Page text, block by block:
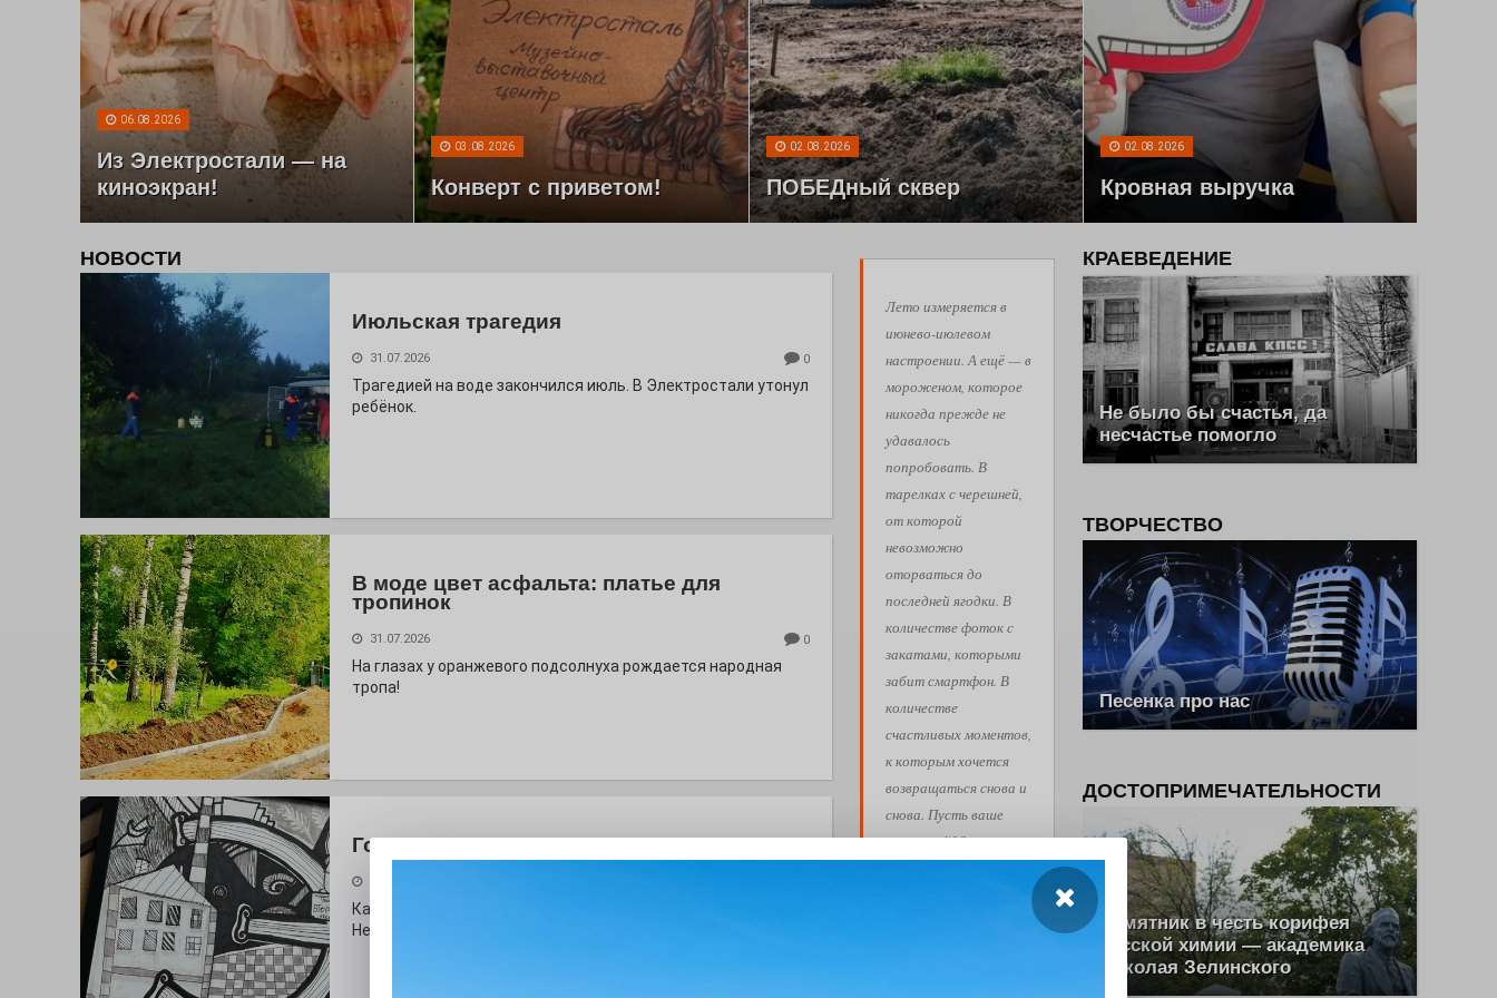
06.08.2026
Из Электростали — на
киноэкран!
03.08.2026
Конверт с приветом!
02.08.2026
ПОБЕДный сквер
02.08.2026
Кровная выручка
Лето измеряется в
июнево-июлевом
настроении. А ещё — в
мороженом, которое
никогда прежде не
удавалось
попробовать. В
тарелках с черешней,
от которой
невозможно
оторваться до
последней ягодки. В
количестве фоток с
закатами, которыми
забит смартфон. В
количестве
счастливых моментов,
к которым хочется
возвращаться снова и
снова. Пусть ваше
лето пройдёт так, как
НОВОСТИ
Июльская трагедия
31.07.2026 0
Трагедией на воде закончился июль. В Электростали утонул
ребёнок.
В моде цвет асфальта: платье для
тропинок
31.07.2026 0
На глазах у оранжевого подсолнуха рождается народная
тропа!
Городские сплетения
Как выглядит буква Э в разрезе истории города?
Неожиданный вопрос, правда?
КРАЕВЕДЕНИЕ
Не было бы счастья, да
несчастье помогло
ТВОРЧЕСТВО
Песенка про нас
ДОСТОПРИМЕЧАТЕЛЬНОСТИ
Памятник в честь корифея
русской химии — академика
Николая Зелинского